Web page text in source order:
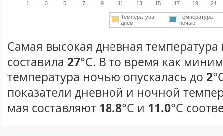
1 3 5 7 9 11 13 15 17 19 21
Температура
днем
Температура
ночью
Самая высокая дневная температура
составила 27°С. В то время как
температура ночью опускалась до 2
показатели дневной и ночной
мая составляют 18.8°С и 11.0°С